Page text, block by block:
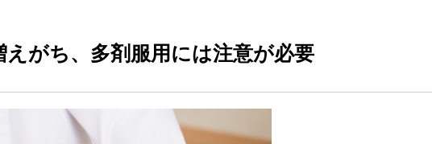
がち、多剤服用には注意が必要